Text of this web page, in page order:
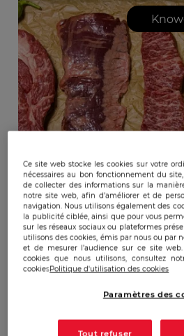
Ce site web stocke les cookies sur votre
nécessaires au bon fonctionnement du
de collecter des informations sur la
notre site web, afin d’améliorer et de
navigation. Nous utilisons également des
la publicité ciblée, ainsi que pour vous
sur les réseaux sociaux ou plateformes
utilisons des cookies, émis par nous ou par
et de mesurer l’audience sur ce site
cookies que nous utilisons, consultez
cookiesPolitique d'utilisation des cookies
Paramètres des
Tout refuser